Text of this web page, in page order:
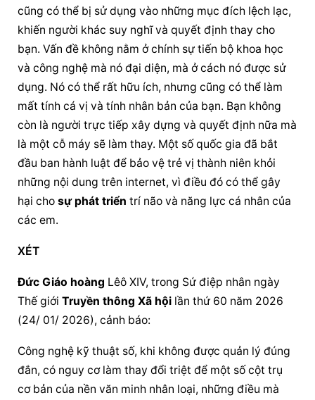
cũng có thể bị sử dụng vào những mục đích lệch lạc,
khiến người khác suy nghĩ và quyết định thay cho
bạn. Vấn đề không nằm ở chính sự tiến bộ khoa học
và công nghệ mà nó đại diện, mà ở cách nó được sử
dụng. Nó có thể rất hữu ích, nhưng cũng có thể làm
mất tính cá vị và tính nhân bản của bạn. Bạn không
còn là người trực tiếp xây dựng và quyết định nữa mà
là một cỗ máy sẽ làm thay. Một số quốc gia đã bắt
đầu ban hành luật để bảo vệ trẻ vị thành niên khỏi
những nội dung trên internet, vì điều đó có thể gây
hại cho sự phát triển trí não và năng lực cá nhân của
các em.
XÉT
Đức Giáo hoàng Lêô XIV, trong Sứ điệp nhân ngày
Thế giới Truyền thông Xã hội lần thứ 60 năm 2026
(24/ 01/ 2026), cảnh báo:
Công nghệ kỹ thuật số, khi không được quản lý đúng
đắn, có nguy cơ làm thay đổi triệt để một số cột trụ
cơ bản của nền văn minh nhân loại, những điều mà